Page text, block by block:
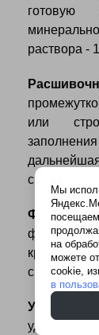
готовую
раствора -
или
смесь
финишной
красивый
с помощью
Удаление
удаления
Мы
на
можете
cookie,
в